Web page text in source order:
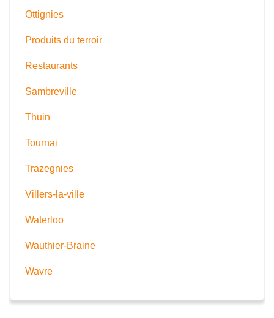
Ottignies
Produits du terroir
Restaurants
Sambreville
Thuin
Tournai
Trazegnies
Villers-la-ville
Waterloo
Wauthier-Braine
Wavre